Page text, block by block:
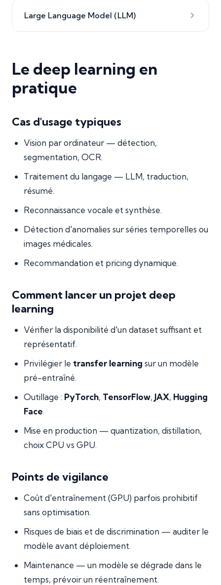
Large Language Model (LLM)
Le deep learning en
pratique
Cas d'usage typiques
Vision par ordinateur — détection,
segmentation, OCR.
Traitement du langage — LLM, traduction,
résumé.
Reconnaissance vocale et synthèse.
Détection d'anomalies sur séries temporelles ou
images médicales.
Recommandation et pricing dynamique.
Comment lancer un projet deep
learning
Vérifier la disponibilité d'un dataset suffisant et
représentatif.
Privilégier le transfer learning sur un modèle
pré-entraîné.
Outillage : PyTorch, TensorFlow, JAX, Hugging
Face.
Mise en production — quantization, distillation,
choix CPU vs GPU.
Points de vigilance
Coût d'entraînement (GPU) parfois prohibitif
sans optimisation.
Risques de biais et de discrimination — auditer le
modèle avant déploiement.
Maintenance — un modèle se dégrade dans le
temps, prévoir un réentraînement.